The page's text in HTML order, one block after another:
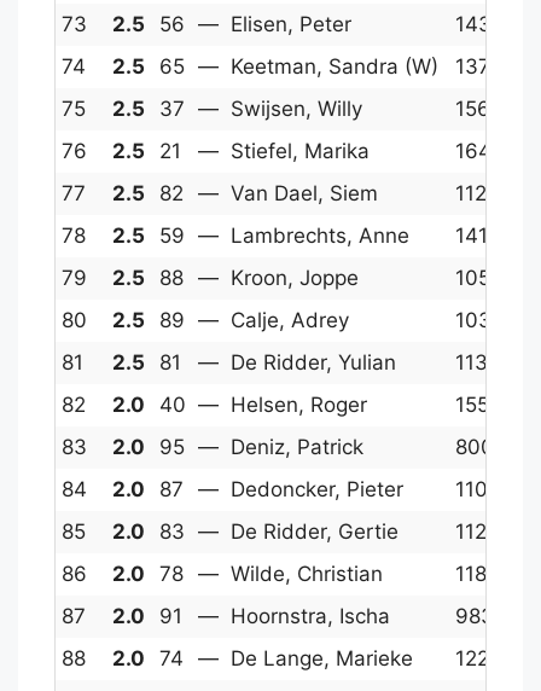
73
2.5 56 — Elisen, Peter 1431
74
2.5 65 — Keetman, Sandra (W) 1372
75
2.5 37 — Swijsen, Willy 1567
76
2.5 21 — Stiefel, Marika 1645
77
2.5 82 — Van Dael, Siem 1127
78
2.5 59 — Lambrechts, Anne 1410
79
2.5 88 — Kroon, Joppe 1053
80
2.5 89 — Calje, Adrey 1032
81
2.5 81 — De Ridder, Yulian 1137
82
2.0 40 — Helsen, Roger 1556
83
2.0 95 — Deniz, Patrick 800
84
2.0 87 — Dedoncker, Pieter 1106
85
2.0 83 — De Ridder, Gertie 1121
86
2.0 78 — Wilde, Christian 1185
87
2.0 91 — Hoornstra, Ischa 983
88
2.0 74 — De Lange, Marieke 1223